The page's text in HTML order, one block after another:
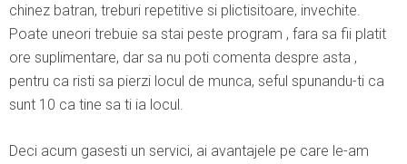
chinez batran, treburi repetitive si plictisitoare, invechite.
Poate uneori trebuie sa stai peste program , fara sa fii platit
ore suplimentare, dar sa nu poti comenta despre asta ,
pentru ca risti sa pierzi locul de munca, seful spunandu-ti ca
sunt 10 ca tine sa ti ia locul.
Deci acum gasesti un servici, ai avantajele pe care le-am